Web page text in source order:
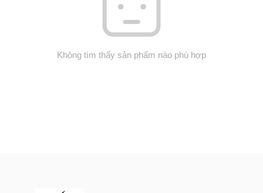
Không tìm thấy sản phẩm nào phù hợp